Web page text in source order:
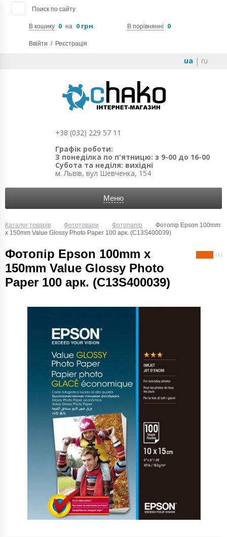
Поиск по сайту
В кошику 0 на 0 грн. В порівнянні 0
Ввійти / Реєстрація
ua | ru
+38 (032) 229 57 11
Графік роботи:
З понеділка по п'ятницю: з 9-00 до 16-00
Субота та неділя: вихідні
м. Львів, вул Шевченка, 154
Меню
Каталог товарів Фототовари Фотопапір
Фотопір Epson 100mm
x 150mm Value Glossy Photo Paper 100 арк. (C13S400039)
Фотопір Epson 100mm x
150mm Value Glossy Photo
Paper 100 арк. (C13S400039)
( 1 )